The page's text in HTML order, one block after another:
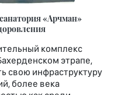
«Арчман»
комплекс
этрапе,
свою инфраструктуру
более века